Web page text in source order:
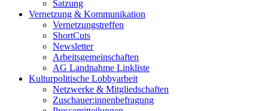
Satzung
Vernetzung & Kommunikation
Vernetzungstreffen
ShortCuts
Newsletter
Arbeitsgemeinschaften
AG Landnahme Linkliste
Kulturpolitische Lobbyarbeit
Netzwerke & Mitgliedschaften
Zuschauer:innenbefragung